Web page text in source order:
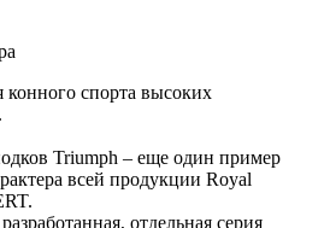
спорта высоких
Triumph – еще один пример
всей продукции Royal
отдельная серия